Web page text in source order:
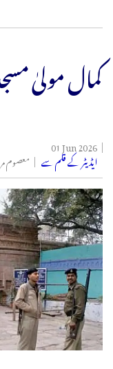
کمال مولیٰ
01 Jun 2026
معصوم ایڈیٹر کے قلم سے